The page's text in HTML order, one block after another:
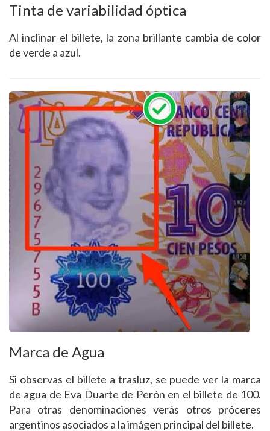
Tinta de variabilidad óptica
Al inclinar el billete, la zona brillante cambia de color
de verde a azul.
Marca de Agua
Si observas el billete a trasluz, se puede ver la marca
de agua de Eva Duarte de Perón en el billete de 100.
Para otras denominaciones verás otros próceres
argentinos asociados a la imágen principal del billete.